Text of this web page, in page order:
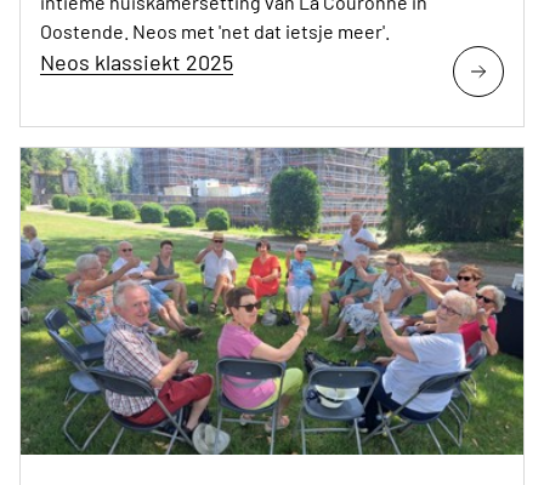
Oostende. Neos met 'net dat ietsje meer'.
Neos klassiekt 2025